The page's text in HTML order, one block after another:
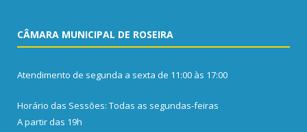
CÂMARA MUNICIPAL DE ROSEIRA
Atendimento de segunda a sexta de 11:00 às 17:00
Horário das Sessões: Todas as segundas-feiras
A partir das 19h